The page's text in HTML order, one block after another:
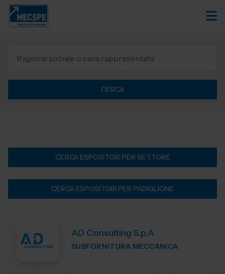
CERCA
CERCA ESPOSITORI PER SETTORE
CERCA ESPOSITORI PER PADIGLIONE
AD Consulting S.p.A
SUBFORNITURA MECCANICA